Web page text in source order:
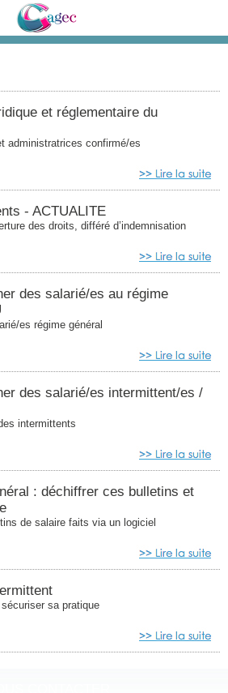
et réglementaire du
administratrices confirmé/es
- ACTUALITE
des droits, différé d’indemnisation
des salarié/es au régime
es régime général
des salarié/es intermittent/es /
intermittents
: déchiffrer ces bulletins et
de salaire faits via un logiciel
sa pratique